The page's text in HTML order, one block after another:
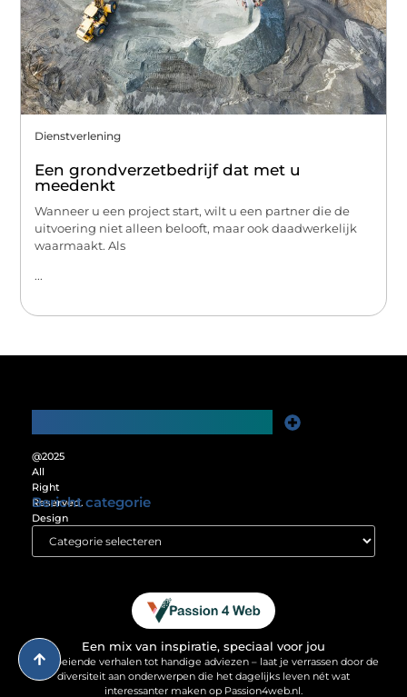
Dienstverlening
Een grondverzetbedrijf dat met u
meedenkt
Wanneer u een project start, wilt u een partner die de
uitvoering niet alleen belooft, maar ook daadwerkelijk
waarmaakt. Als
...
@2025
All
Right
Reserved.
Design
www.passion4web.nl.
Bericht categorie
Een mix van inspiratie, speciaal voor jou
Van boeiende verhalen tot handige adviezen – laat je verrassen door de
diversiteit aan onderwerpen die het dagelijks leven nét wat
interessanter maken op Passion4web.nl.